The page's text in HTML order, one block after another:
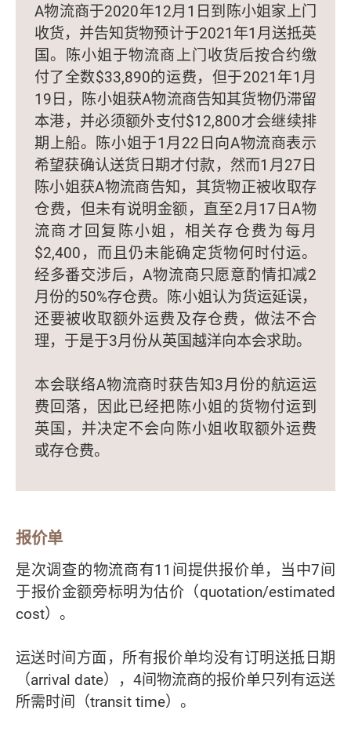
A物流商于2020年12月1日到陈小姐家上门
收货，并告知货物预计于2021年1月送抵英
国。陈小姐于物流商上门收货后按合约缴
付了全数$33,890的运费，但于2021年1月
19日，陈小姐获A物流商告知其货物仍滞留
本港，并必须额外支付$12,800才会继续排
期上船。陈小姐于1月22日向A物流商表示
希望获确认送货日期才付款，然而1月27日
陈小姐获A物流商告知，其货物正被收取存
仓费，但未有说明金额，直至2月17日A物
流商才回复陈小姐，相关存仓费为每月
$2,400，而且仍未能确定货物何时付运。
经多番交涉后，A物流商只愿意酌情扣减2
月份的50%存仓费。陈小姐认为货运延误，
还要被收取额外运费及存仓费，做法不合
理，于是于3月份从英国越洋向本会求助。
本会联络A物流商时获告知3月份的航运运
费回落，因此已经把陈小姐的货物付运到
英国，并决定不会向陈小姐收取额外运费
或存仓费。
报价单
是次调查的物流商有11间提供报价单，当中7间
于报价金额旁标明为估价（quotation/estimated
cost）。
运送时间方面，所有报价单均没有订明送抵日期
（arrival date），4间物流商的报价单只列有运送
所需时间（transit time）。